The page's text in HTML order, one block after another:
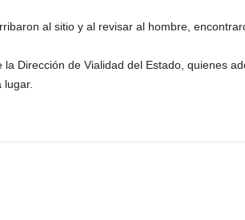
al sitio y al revisar al hombre,
Dirección de Vialidad del Estado, quienes